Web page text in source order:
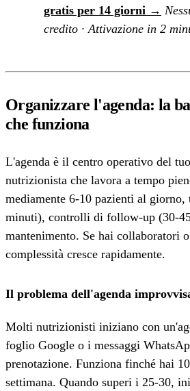
gratis per 14 giorni →
credito · Attivazione in 2
Organizzare l'agenda: la
che funziona
L'agenda è il centro operativo del
nutrizionista che lavora a tempo
mediamente 6-10 pazienti al
minuti), controlli di follow-up (30-
mantenimento. Se hai collaboratori
complessità cresce rapidamente.
Il problema dell'agenda
Molti nutrizionisti iniziano con
foglio Google o i messaggi
prenotazione. Funziona finché hai
settimana. Quando superi i 25-30,